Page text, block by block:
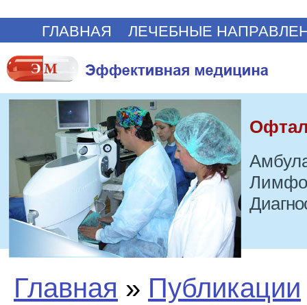
ГЛАВНАЯ ЛЕЧЕБНЫЕ
Главная » Публикации